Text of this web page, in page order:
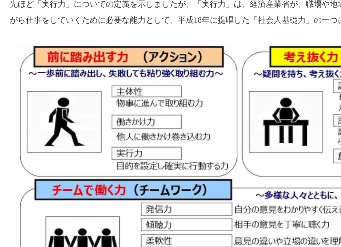
先ほど「実行力」についての定義を示しましたが、「実行力」は、経済産業省が、職場や
がら仕事をしていくために必要な能力として、平成18年に提唱した「社会人基礎力」の一つ